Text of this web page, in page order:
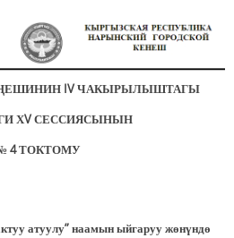
IVЧАКЫРЫЛЫШТАГЫ
ХVСЕССИЯСЫНЫН
4 ТОКТОМУ
2018-жыл
атуулу” наамын ыйгаруу жөнүндө